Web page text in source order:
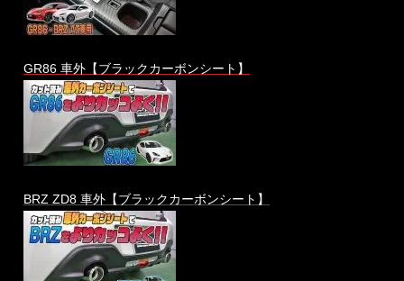
GR86 車外【ブラックカーボンシート】
BRZ ZD8 車外【ブラックカーボンシート】